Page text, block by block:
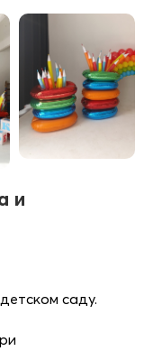
и
саду.